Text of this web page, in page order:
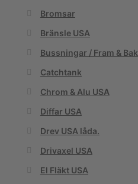
Bromsar
Bränsle USA
Bussningar / Fram & Bak
Catchtank
Chrom & Alu USA
Diffar USA
Drev USA låda.
Drivaxel USA
El Fläkt USA